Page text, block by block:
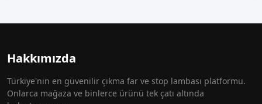
Hakkımızda
Türkiye'nin en güvenilir çıkma far ve stop lambası platformu.
Onlarca mağaza ve binlerce ürünü tek çatı altında